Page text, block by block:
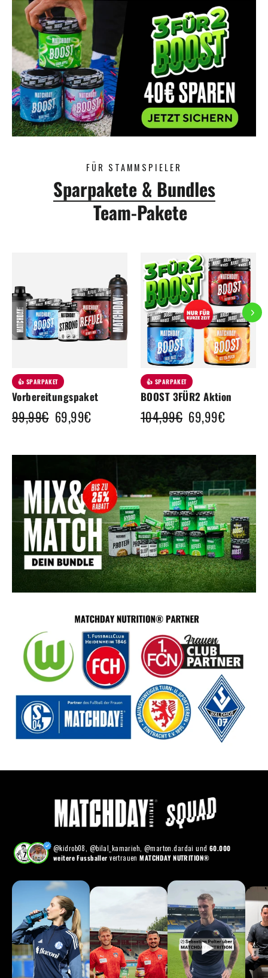
FÜR STAMMSPIELER
Sparpakete & Bundles
Team-Pakete
👍 SPARPAKET
Vorbereitungspaket
Normaler
99,99€ Sonderpreis
69,99€
👍 SPARPAKET
BOOST 3FÜR2 Aktion
Normaler
104,99€ Sonderpreis
69,99€
@kidrob08, @bilal_kamarieh, @marton.dardai und 60.000
weitere Fussballer vertrauenMATCHDAY NUTRITION®